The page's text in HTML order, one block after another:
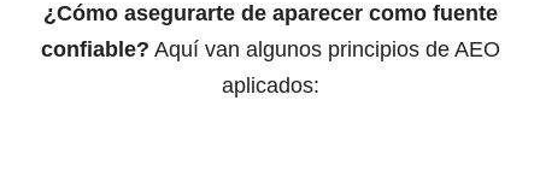
¿Cómo asegurarte de aparecer como fuente
confiable? Aquí van algunos principios de AEO
aplicados: